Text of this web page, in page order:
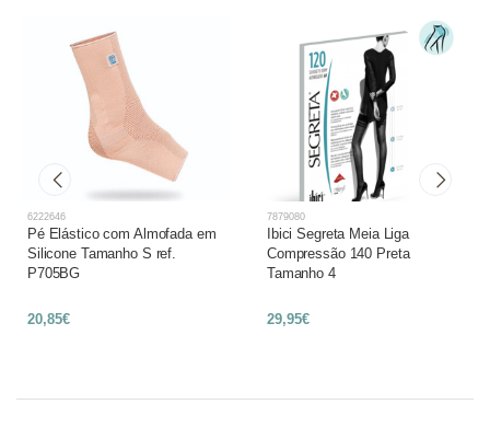
6222646
Pé Elástico com Almofada em
Silicone Tamanho S ref.
P705BG
20,85€
7879080
Ibici Segreta Meia Liga
Compressão 140 Preta
Tamanho 4
29,95€